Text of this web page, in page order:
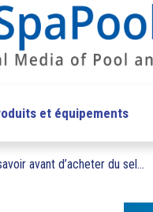
et équipements
avant d’acheter du sel...